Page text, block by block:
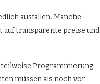
ausfallen. Manche
auf transparente preise und
Programmierung
müssen als noch vor